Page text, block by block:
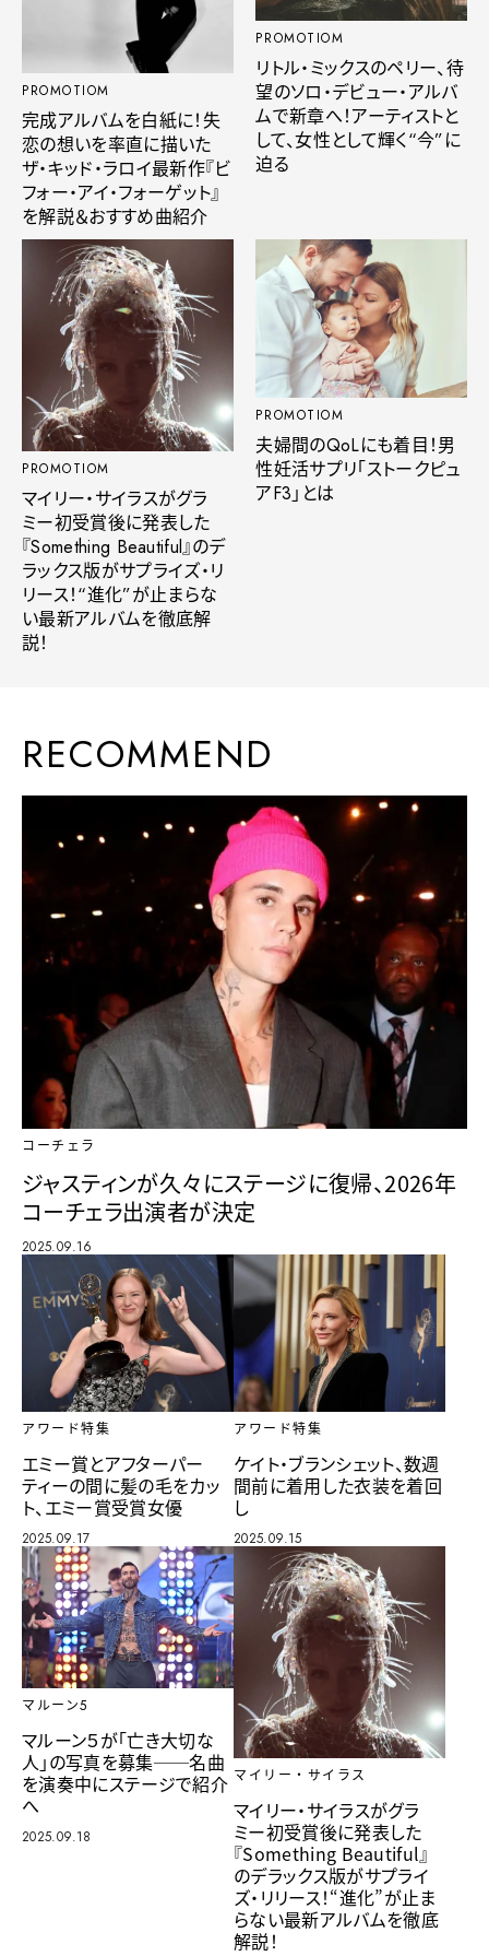
PROMOTIOM
完成アルバムを白紙に！失
恋の想いを率直に描いた
ザ・キッド・ラロイ最新作『ビ
フォー・アイ・フォーゲット』
を解説＆おすすめ曲紹介
PROMOTIOM
リトル・ミックスのペリー、待
望のソロ・デビュー・アルバ
ムで新章へ！アーティストと
して、女性として輝く“今”に
迫る
PROMOTIOM
マイリー・サイラスがグラ
ミー初受賞後に発表した
『Something Beautiful』のデ
ラックス版がサプライズ・リ
リース！“進化”が止まらな
い最新アルバムを徹底解
説！
PROMOTIOM
夫婦間のQoLにも着目！男
性妊活サプリ「ストークピュ
アF3」とは
RECOMMEND
コーチェラ
ジャスティンが久々にステージに復帰、2026年
コーチェラ出演者が決定
2025.09.16
アワード特集
エミー賞とアフターパー
ティーの間に髪の毛をカッ
ト、エミー賞受賞女優
2025.09.17
アワード特集
ケイト・ブランシェット、数週
間前に着用した衣装を着回
し
2025.09.15
マルーン5
マルーン５が「亡き大切な
人」の写真を募集──名曲
を演奏中にステージで紹介
へ
2025.09.18
マイリー・サイラス
マイリー・サイラスがグラ
ミー初受賞後に発表した
『Something Beautiful』
のデラックス版がサプライ
ズ・リリース！“進化”が止ま
らない最新アルバムを徹底
解説！